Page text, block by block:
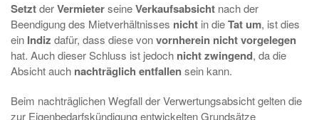
SetztderVermieterseineVerkaufsabsicht nach der
Beendigung des Mietverhältnisses nicht in dieTat um, ist dies
ein Indiz dafür, dass diese vonvornherein nicht vorgelegen
hat. Auch dieser Schluss ist jedoch nicht zwingend, da die
Absicht auch nachträglich entfallensein kann.
Beim nachträglichen Wegfall der Verwertungsabsicht gelten die
zur Eigenbedarfskündigung entwickelten Grundsätze